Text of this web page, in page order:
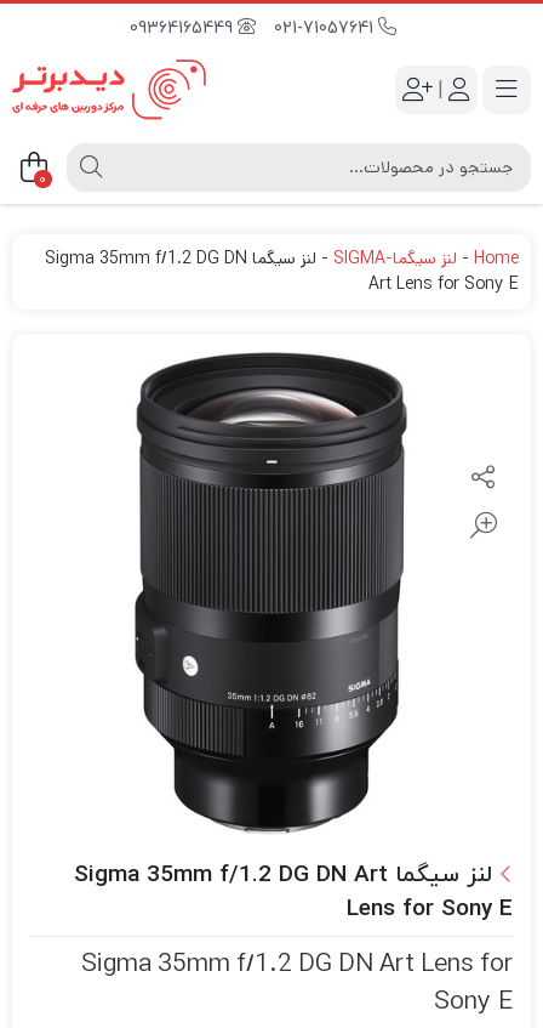
09364165449
|
0
Home
- لنز سیگما-SIGMA -
لنز سیگما Sigma 35mm f/1.2 DG DN
Art Lens for Sony E
لنز سیگما Sigma 35mm f/1.2 DG DN Art
Lens for Sony E
Sigma 35mm f/1.2 DG DN Art Lens for
Sony E